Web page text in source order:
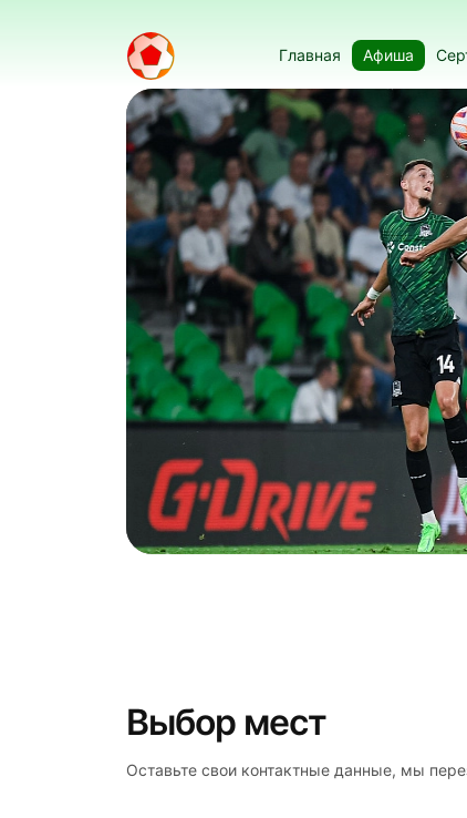
Главная Афиша
Выбор мест
Оставьте свои контактные данные, мы